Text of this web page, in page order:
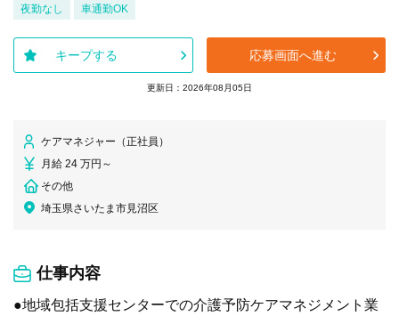
夜勤なし 車通勤OK
キープする 応募画面へ進む
更新日：2026年08月05日
ケアマネジャー（正社員）
月給 24 万円～
その他
埼玉県さいたま市見沼区
仕事内容
●地域包括支援センターでの介護予防ケアマネジメント業